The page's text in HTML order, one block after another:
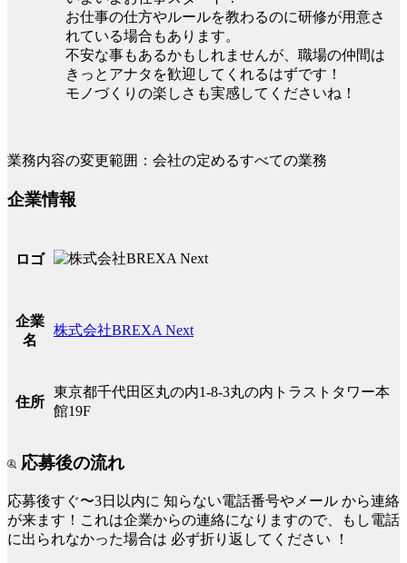
お仕事の仕方やルールを教わるのに研修が用意さ
れている場合もあります。
不安な事もあるかもしれませんが、職場の仲間は
きっとアナタを歓迎してくれるはずです！
モノづくりの楽しさも実感してくださいね！
業務内容の変更範囲：会社の定めるすべての業務
企業情報
ロゴ
企業
名
株式会社BREXA Next
住所
東京都千代田区丸の内1-8-3丸の内トラストタワー本
館19F
応募後の流れ
応募後すぐ〜3日以内に 知らない電話番号やメール から連絡
が来ます！これは企業からの連絡になりますので、もし電話
に出られなかった場合は 必ず折り返してください ！